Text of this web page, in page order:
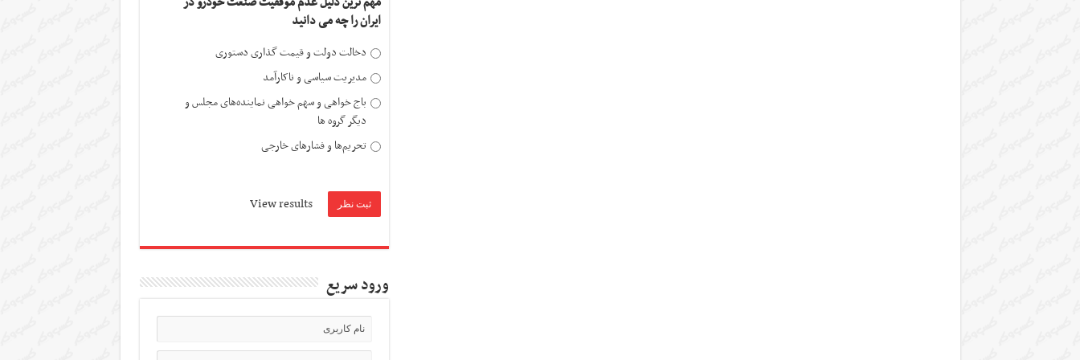
ایران را چه می دانید
دخالت دولت و قیمت گذاری دستوری
مدیریت سیاسی و ناکارآمد
باج خواهی و سهم خواهی نماینده‌های مجلس و
دیگر گروه ها
تحریم‌ها و فشارهای خارجی
View results
ورود سریع